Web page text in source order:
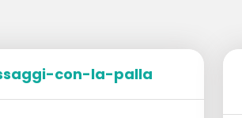
con-la-palla